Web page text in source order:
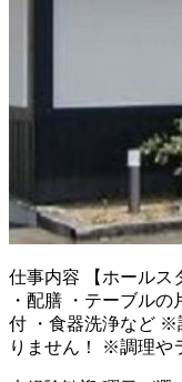
仕事内容
【ホール
・配膳 ・テーブル
付 ・食器洗浄など ※
りません！ ※調理や